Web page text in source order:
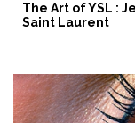
The Art of YSL :
Saint Laurent